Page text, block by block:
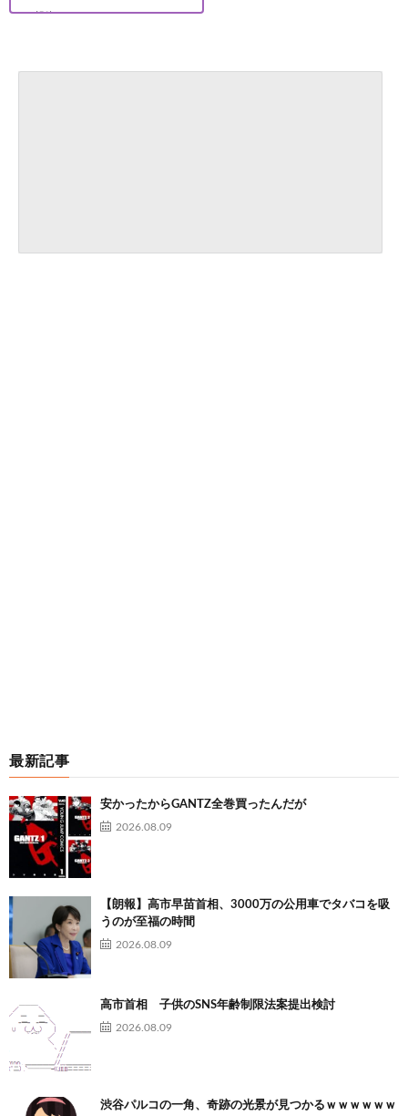
最新記事
安かったからGANTZ全巻買ったんだが
2026.08.09
【朗報】高市早苗首相、3000万の公用車でタバコを吸
うのが至福の時間
2026.08.09
高市首相 子供のSNS年齢制限法案提出検討
2026.08.09
渋谷パルコの一角、奇跡の光景が見つかるｗｗｗｗｗｗ